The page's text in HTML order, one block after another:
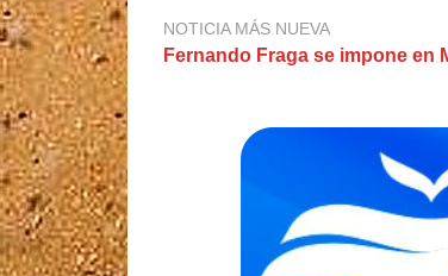
NOTICIA MÁS NUEVA
Fernando Fraga se impone en